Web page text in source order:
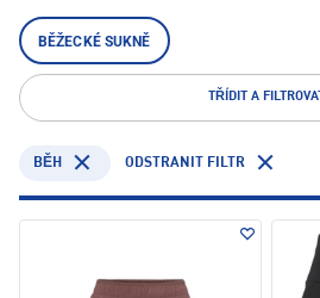
BĚŽECKÉ SUKNĚ
TŘÍDIT A FILTROVAT
BĚH ODSTRANIT FILTR